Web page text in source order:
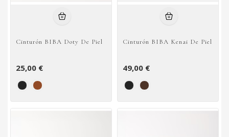
Cinturón BIBA Doty De Piel
25,00 €
Cinturón BIBA Kenai De Piel
49,00 €